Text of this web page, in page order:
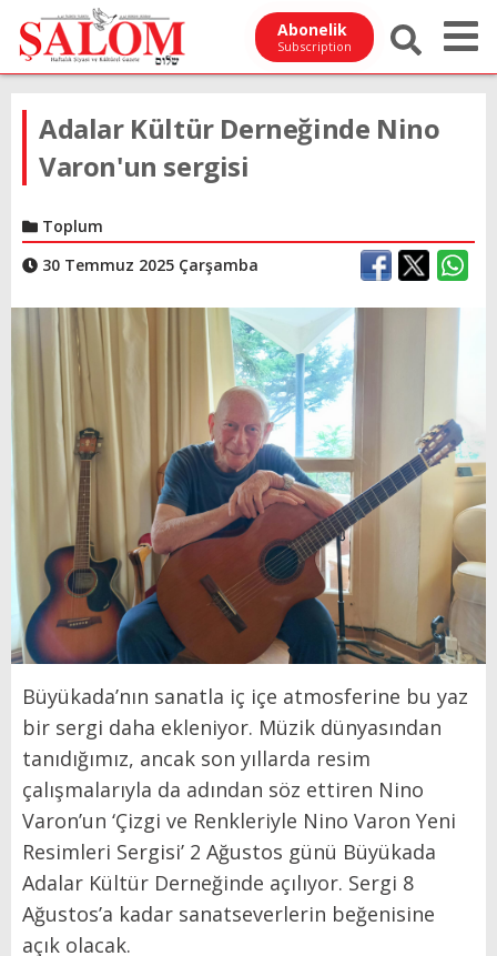
Abonelik
Subscription
Adalar Kültür Derneğinde Nino
Varon'un sergisi
Toplum
30 Temmuz 2025 Çarşamba
Büyükada’nın sanatla iç içe atmosferine bu yaz
bir sergi daha ekleniyor. Müzik dünyasından
tanıdığımız, ancak son yıllarda resim
çalışmalarıyla da adından söz ettiren Nino
Varon’un ‘Çizgi ve Renkleriyle Nino Varon Yeni
Resimleri Sergisi’ 2 Ağustos günü Büyükada
Adalar Kültür Derneğinde açılıyor. Sergi 8
Ağustos’a kadar sanatseverlerin beğenisine
açık olacak.